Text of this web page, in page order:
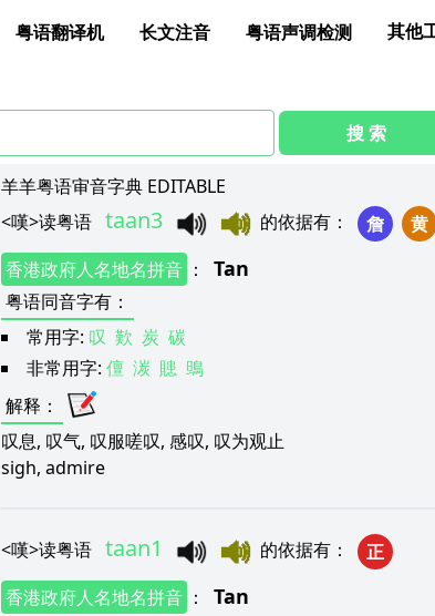
粤语翻译机 长文注音 粤语声调检测 其他
搜 索
羊羊粤语审音字典 EDITABLE
<嘆>读粤语 taan3 的依据有： 詹 黄
香港政府人名地名拼音 ： Tan
粤语同音字有：
常用字: 叹 歎 炭 碳
非常用字: 儃 湠 贃 鴠
解释 ：
叹息, 叹气, 叹服嗟叹, 感叹, 叹为观止
sigh, admire
<嘆>读粤语 taan1 的依据有：
正
香港政府人名地名拼音 ： Tan